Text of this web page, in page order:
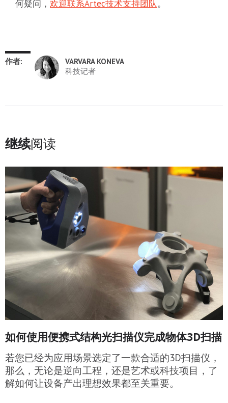
何疑问， 欢迎联系Artec技术支持团队。
作者:
VARVARA KONEVA
科技记者
继续阅读
如何使用便携式结构光扫描仪完成物体3D扫描
若您已经为应用场景选定了一款合适的3D扫描仪，
那么，无论是逆向工程，还是艺术或科技项目，了
解如何让设备产出理想效果都至关重要。